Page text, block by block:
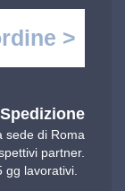
sede di Roma
partner.
gg lavorativi.
>